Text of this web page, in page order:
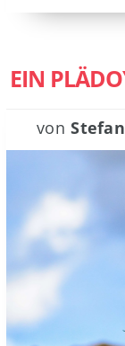
EIN
von